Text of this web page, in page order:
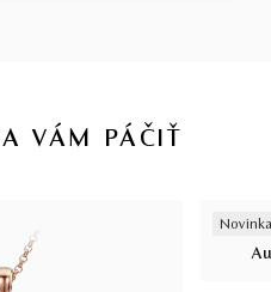
VÁM PÁČIŤ
Novinka